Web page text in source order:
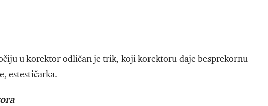
u korektor odličan je trik, koji korektoru daje besprekornu
estestičarka.